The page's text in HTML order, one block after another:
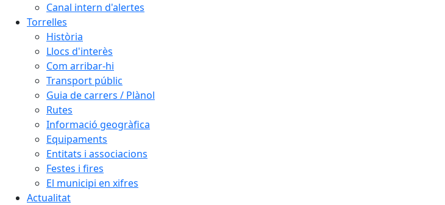
Canal intern d'alertes
Torrelles
Història
Llocs d'interès
Com arribar-hi
Transport públic
Guia de carrers / Plànol
Rutes
Informació geogràfica
Equipaments
Entitats i associacions
Festes i fires
El municipi en xifres
Actualitat